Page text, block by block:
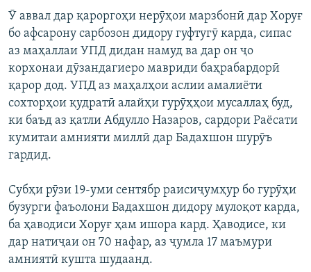
Ӯ аввал дар қароргоҳи нерӯҳои марзбонӣ дар Хоруғ
бо афсарону сарбозон дидору гуфтугӯ карда, сипас
аз маҳаллаи УПД дидан намуд ва дар он ҷо
корхонаи дӯзандагиеро мавриди баҳрабардорӣ
қарор дод. УПД аз маҳалҳои аслии амалиёти
сохторҳои қудратӣ алайҳи гурӯҳҳои мусаллаҳ буд,
ки баъд аз қатли Абдулло Назаров, сардори Раёсати
кумитаи амнияти миллӣ дар Бадахшон шурӯъ
гардид.
Субҳи рӯзи 19-уми сентябр раисиҷумҳур бо гурӯҳи
бузурги фаъолони Бадахшон дидору мулоқот карда,
ба ҳаводиси Хоруғ ҳам ишора кард. Ҳаводисе, ки
дар натиҷаи он 70 нафар, аз ҷумла 17 маъмури
амниятӣ кушта шудаанд.